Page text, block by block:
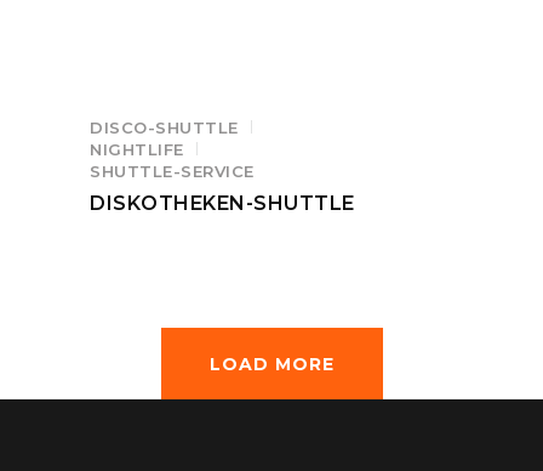
DISCO-SHUTTLE
NIGHTLIFE
SHUTTLE-SERVICE
DISKOTHEKEN-SHUTTLE
LOAD MORE